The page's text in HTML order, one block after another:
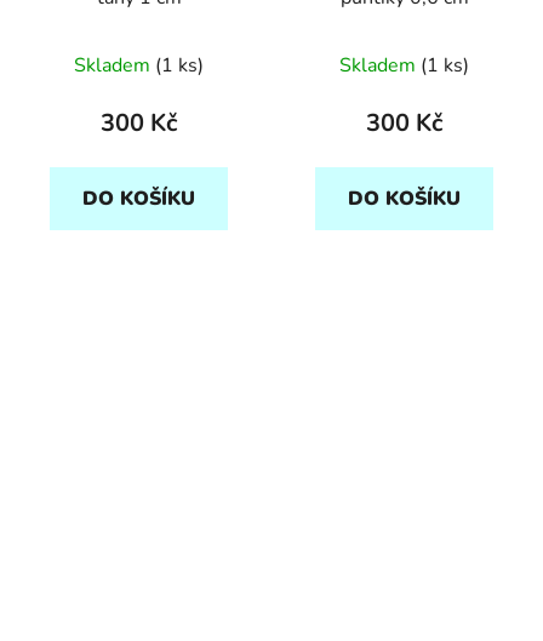
Skladem (1 ks)
300 Kč
DO KOŠÍKU
Skladem (1 ks)
300 Kč
DO KOŠÍKU